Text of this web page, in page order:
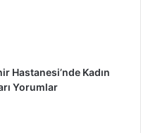
Hastanesi’nde Kadın
Yorumlar